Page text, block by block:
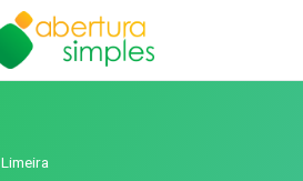
Limeira